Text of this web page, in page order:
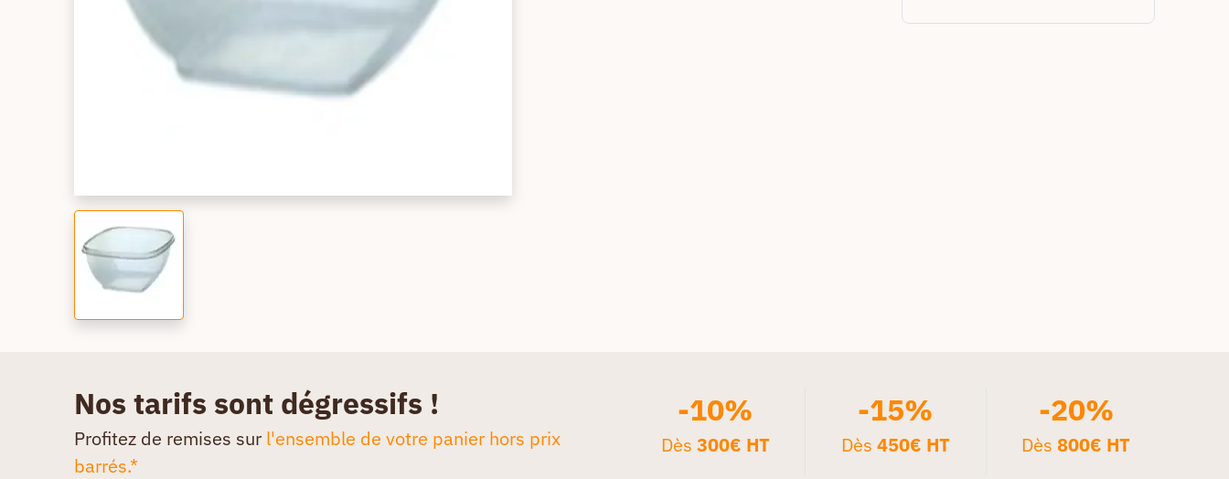
Nos tarifs sont dégressifs !
Profitez de remises sur l'ensemble de votre panier hors prix
barrés.*
-10%
Dès 300€ HT
-15%
Dès 450€ HT
-20%
Dès800€ HT